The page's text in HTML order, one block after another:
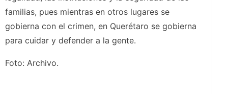
familias, pues mientras en otros lugares se
gobierna con el crimen, en Querétaro se gobierna
para cuidar y defender a la gente.
Foto: Archivo.